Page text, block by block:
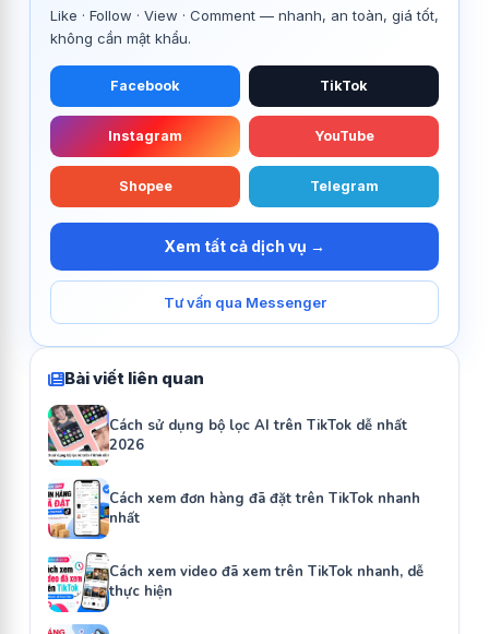
Like · Follow · View · Comment — nhanh, an toàn, giá tốt,
không cần mật khẩu.
Facebook TikTok
Instagram YouTube
Shopee Telegram
Xem tất cả dịch vụ →
Tư vấn qua Messenger
Bài viết liên quan
Cách sử dụng bộ lọc AI trên TikTok dễ nhất
2026
Cách xem đơn hàng đã đặt trên TikTok nhanh
nhất
Cách xem video đã xem trên TikTok nhanh, dễ
thực hiện